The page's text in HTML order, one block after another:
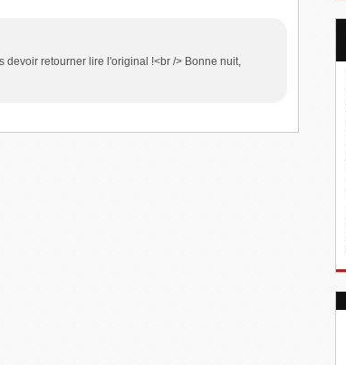
devoir retourner lire l'original !<br /> Bonne nuit,